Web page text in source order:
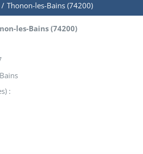
/ Thonon-les-Bains (74200)
les-Bains (74200)
: